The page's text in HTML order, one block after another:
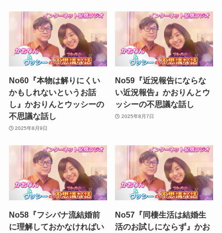
No60『本物は解りにくい
かもしれないというお話
し』かおりんとウッシーの
不思議な話し
2025年8月9日
No59『近況報告にならな
い近況報告』かおりんとウ
ッシーの不思議な話し
2025年8月7日
No58『フシバナ流結婚前
に理解しておかなければい
No57『同棲生活は結婚生
活のお試しにならず』かお